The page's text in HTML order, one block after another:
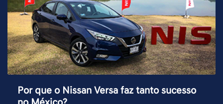
Por que o Nissan Versa faz tanto sucesso